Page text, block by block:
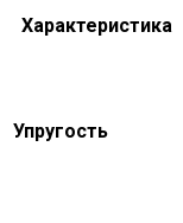
Характеристика
Упругость